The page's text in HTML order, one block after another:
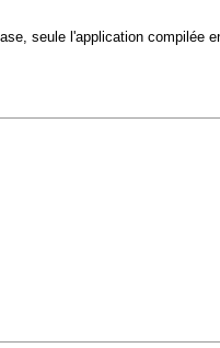
seule l'application compilée